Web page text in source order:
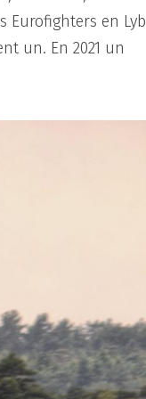
Eurofighters en
un. En 2021 un